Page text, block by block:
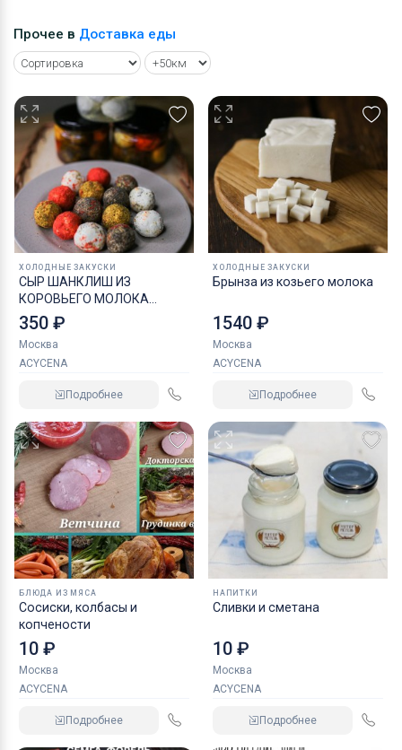
Прочее в Доставка еды
ХОЛОДНЫЕ ЗАКУСКИ
СЫР ШАНКЛИШ ИЗ
КОРОВЬЕГО МОЛОКА
АССОРТИ
350 ₽
Москва
ACYCENA
Подробнее
ХОЛОДНЫЕ ЗАКУСКИ
Брынза из козьего молока
1540 ₽
Москва
ACYCENA
Подробнее
БЛЮДА ИЗ МЯСА
Сосиски, колбасы и
копчености
10 ₽
Москва
ACYCENA
Подробнее
НАПИТКИ
Сливки и сметана
10 ₽
Москва
ACYCENA
Подробнее